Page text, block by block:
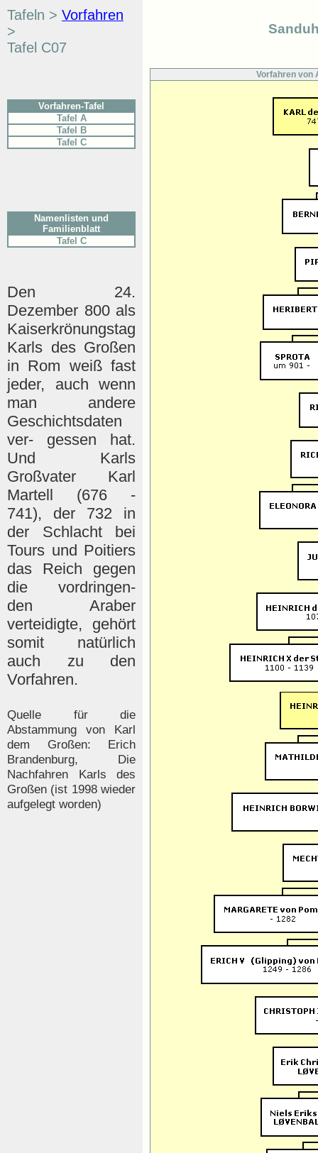
Tafeln > Vorfahren
>
Tafel C07
Vorfahren-Tafel
Tafel A
Tafel B
Tafel C
Namenlisten und
Familienblatt
Tafel C
Den 24.
Dezember 800 als
Kaiserkrönungstag
Karls des Großen
in Rom weiß fast
jeder, auch wenn
man andere
Geschichtsdaten
ver- gessen hat.
Und Karls
Großvater Karl
Martell (676 -
741), der 732 in
der Schlacht bei
Tours und Poitiers
das Reich gegen
die vordringen-
den Araber
verteidigte, gehört
somit natürlich
auch zu den
Vorfahren.
Quelle für die
Abstammung von Karl
dem Großen: Erich
Brandenburg, Die
Nachfahren Karls des
Großen (ist 1998 wieder
aufgelegt worden)
Vorfahren von